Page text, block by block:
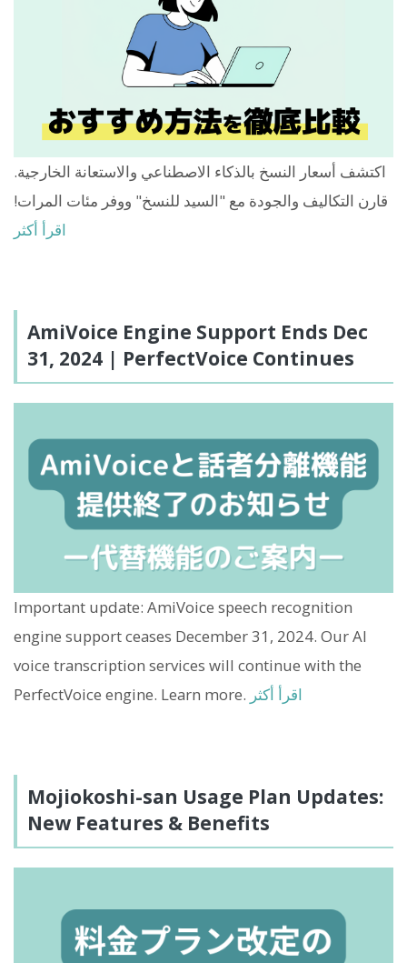
اكتشف أسعار النسخ بالذكاء الاصطناعي والاستعانة الخارجية.
قارن التكاليف والجودة مع "السيد للنسخ" ووفر مئات المرات!
اقرأ أكثر
AmiVoice Engine Support Ends Dec
31, 2024 | PerfectVoice Continues
Important update: AmiVoice speech recognition
engine support ceases December 31, 2024. Our AI
voice transcription services will continue with the
PerfectVoice engine. Learn more. اقرأ أكثر
Mojiokoshi-san Usage Plan Updates:
New Features & Benefits